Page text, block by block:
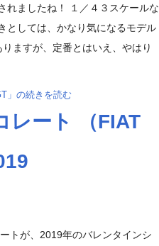
れましたね！ １／４３スケールな
としては、かなり気になるモデル
ますが、定番とはいえ、やはり
」の続きを読む
レート （FIAT
トが、2019年のバレンタインシ